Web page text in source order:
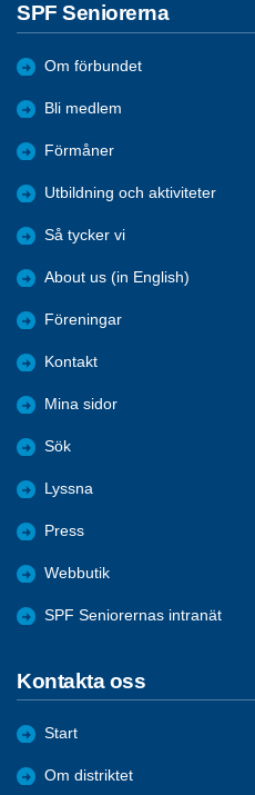
SPF Seniorerna
Om förbundet
Bli medlem
Förmåner
Utbildning och aktiviteter
Så tycker vi
About us (in English)
Föreningar
Kontakt
Mina sidor
Sök
Lyssna
Press
Webbutik
SPF Seniorernas intranät
Kontakta oss
Start
Om distriktet